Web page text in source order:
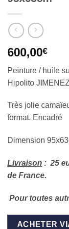
600,00€
Peinture / huile
Hipolito JIMENEZ
Très jolie
format. Encadré
Dimension
Livraison : 25
de France.
Pour toutes
ACHETER